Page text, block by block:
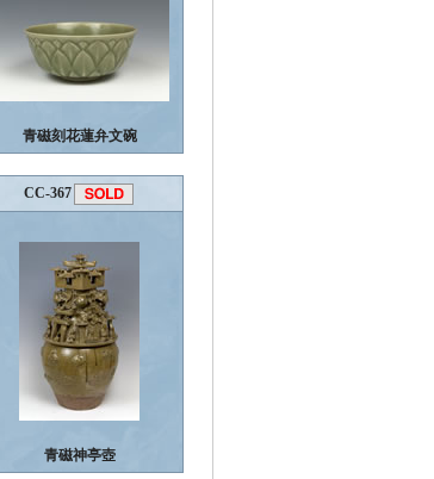
青磁刻花蓮弁文碗
CC-367
青磁神亭壺